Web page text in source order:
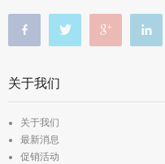
关于我们
关于我们
最新消息
促销活动